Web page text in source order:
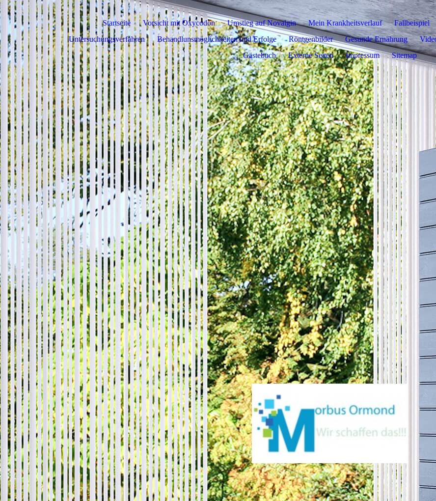
Startseite Vorsicht mit Oxycodon Umstieg auf Novalgin Mein Krankheitsverlauf Fallbeispiel
Untersuchungsverfahren
Behandlunsmöglichkeiten und Erfolge Röntgenbilder Gesunde Ernährung
Gästebuch
Externe Seiten Impressum Sitemap